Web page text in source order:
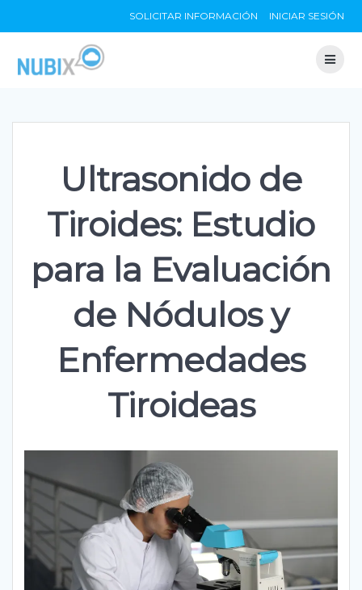
to
SOLICITAR INFORMACIÓN INICIAR SESIÓN
Ultrasonido de
Tiroides: Estudio
para la Evaluación
de Nódulos y
Enfermedades
Tiroideas